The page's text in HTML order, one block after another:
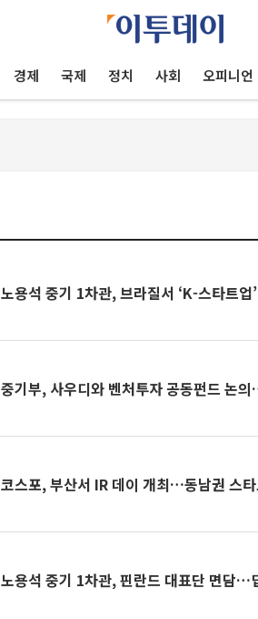
경제 국제 정치 사회 오피니언
노용석 중기 1차관, 브라질서 ‘K-스타트업
중기부, 사우디와 벤처투자 공동펀드 논
코스포, 부산서 IR 데이 개최…동남권 스
노용석 중기 1차관, 핀란드 대표단 면담…